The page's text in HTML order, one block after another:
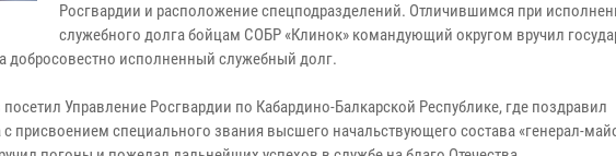
Росгвардии и расположение спецподразделений. Отличившимся при
служебного долга бойцам СОБР «Клинок» командующий округом вручил
добросовестно исполненный служебный долг.
Управление Росгвардии по Кабардино-Балкарской Республике, где поздравил
с присвоением специального звания высшего начальствующего состава «генерал-